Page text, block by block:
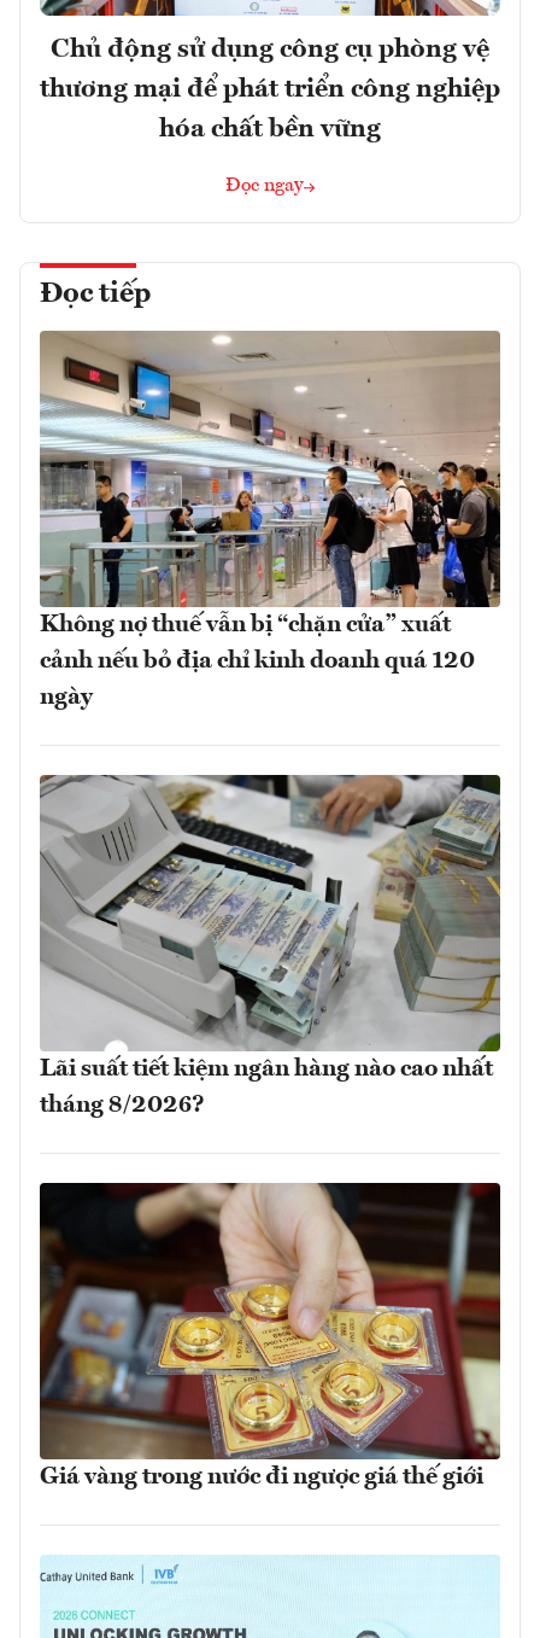
Chủ động sử dụng công cụ phòng vệ
thương mại để phát triển công nghiệp
hóa chất bền vững
Đọc ngay
Đọc tiếp
Không nợ thuế vẫn bị “chặn cửa” xuất
cảnh nếu bỏ địa chỉ kinh doanh quá 120
ngày
Lãi suất tiết kiệm ngân hàng nào cao nhất
tháng 8/2026?
Giá vàng trong nước đi ngược giá thế giới